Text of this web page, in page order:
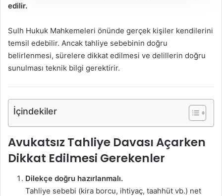
edilir.
Sulh Hukuk Mahkemeleri önünde gerçek kişiler kendilerini
temsil edebilir. Ancak tahliye sebebinin doğru
belirlenmesi, sürelere dikkat edilmesi ve delillerin doğru
sunulması teknik bilgi gerektirir.
İçindekiler
Avukatsız Tahliye Davası Açarken
Dikkat Edilmesi Gerekenler
Dilekçe doğru hazırlanmalı.
Tahliye sebebi (kira borcu, ihtiyaç, taahhüt vb.) net